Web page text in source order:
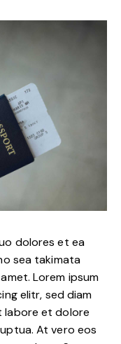
dolores et ea
sea takimata
Lorem ipsum
elitr, sed diam
labore et dolore
At vero eos